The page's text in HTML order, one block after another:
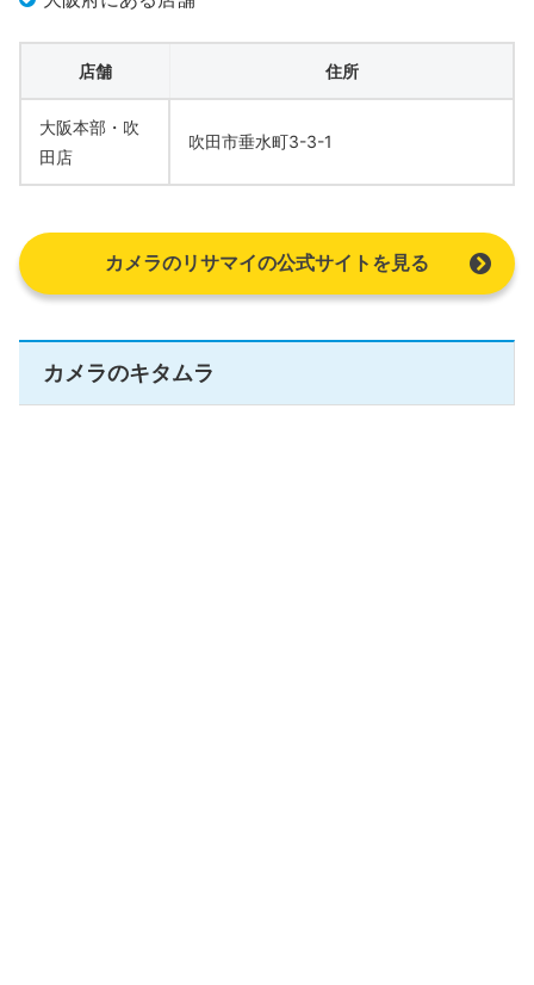
店舗 住所
大阪本部・吹
田店
吹田市垂水町3-3-1
カメラのリサマイの公式サイトを見る
カメラのキタムラ